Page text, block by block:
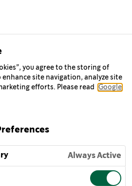
CARAMEL
Caramel Macchiato: Een
nu verkrijgbaar voor thuis.
grotere verpakking voor
you agree to the storing of
enhance site navigation, analyze site
efforts. Please read
Google
Always Active